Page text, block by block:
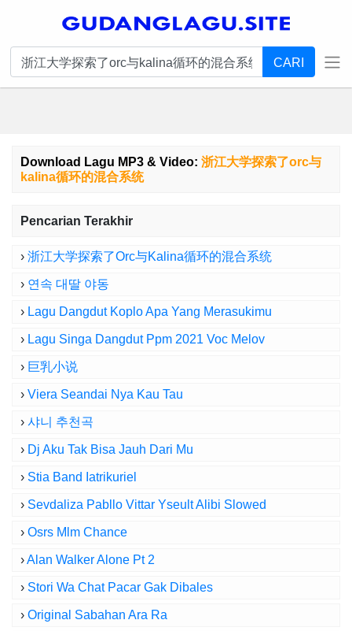
CARI
Download Lagu MP3 & Video: 浙江大学探索了orc与
kalina循环的混合系统
Pencarian Terakhir
› 浙江大学探索了orc与kalina循环的混合系统
› 연속 대딸 야동
› Lagu Dangdut Koplo Apa Yang Merasukimu
› Lagu Singa Dangdut Ppm 2021 Voc Melov
› 巨乳小说
› Viera Seandai Nya Kau Tau
› 샤니 추천곡
› Dj Aku Tak Bisa Jauh Dari Mu
› Stia Band Iatrikuriel
› Sevdaliza Pabllo Vittar Yseult Alibi Slowed
› Osrs Mlm Chance
›Alan Walker Alone Pt 2
› Stori Wa Chat Pacar Gak Dibales
› Original Sabahan Ara Ra